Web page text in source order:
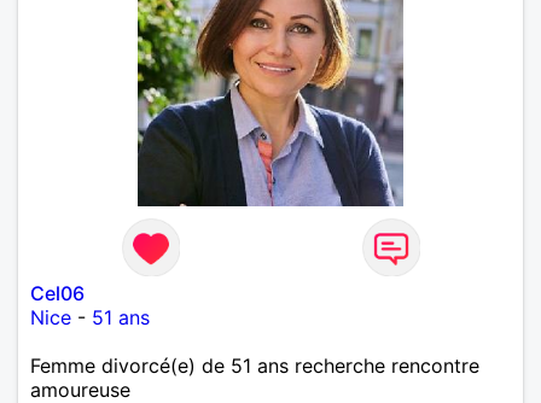
Cel06
Nice - 51 ans
Femme divorcé(e) de 51 ans recherche rencontre
amoureuse